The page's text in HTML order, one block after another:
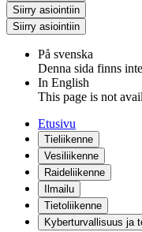
Siirry asiointiin
Siirry asiointiin
På svenska
Denna sida finns
In English
This page is not
Etusivu
Tieliikenne
Vesiliikenne
Raideliikenne
Ilmailu
Tietoliikenne
Kyberturvallisuus ja